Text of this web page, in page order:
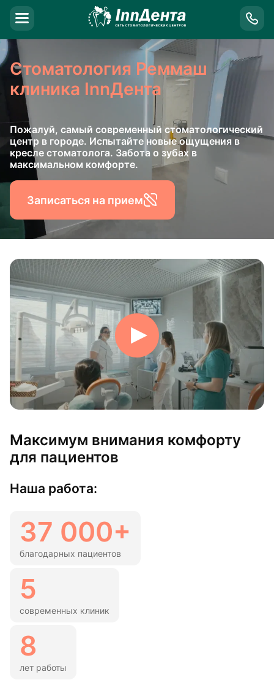
Стоматология Реммаш
клиника InnДента
Пожалуй, самый современный стоматологический
центр в городе. Испытайте новые ощущения в
кресле стоматолога. Забота о зубах в
максимальном комфорте.
Записаться на прием
Максимум внимания комфорту
для пациентов
Наша работа:
37 000+
благодарных пациентов
5
современных клиник
8
лет работы